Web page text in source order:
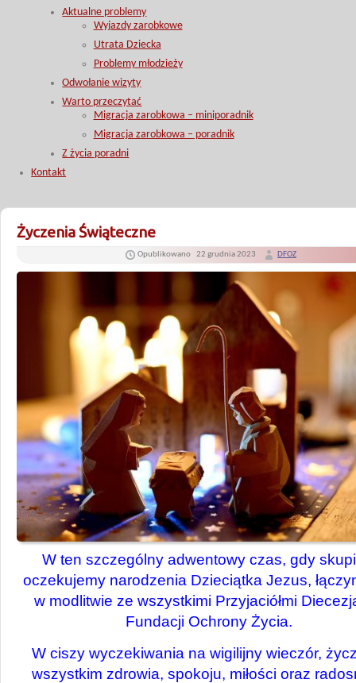
Aktualne problemy
Wyjazdy zarobkowe
Utrata Dziecka
Problemy młodzieży
Odwołanie wizyty
Warto przeczytać
Migracja zarobkowa – miniporadnik
Migracja zarobkowa – poradnik
Z życia poradni
Kontakt
Życzenia Świąteczne
Opublikowano 22 grudnia 2023 DFOZ
W ten szczególny adwentowy czas, gdy
oczekujemy narodzenia Dzieciątka Jezus,
w modlitwie ze wszystkimi Przyjaciółmi
Fundacji Ochrony Życia.
W ciszy wyczekiwania na wigilijny wieczór,
wszystkim zdrowia, spokoju, miłości oraz